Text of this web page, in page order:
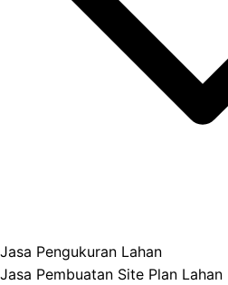
Jasa Pengukuran Lahan
Jasa Pembuatan Site Plan Lahan